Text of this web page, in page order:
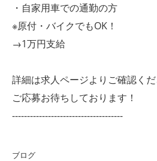
・自家用車での通勤の方
※原付・バイクでもOK！
→1万円支給
詳細は求人ページよりご確認くだ
ご応募お待ちしております！
-------------------------------------
ブログ